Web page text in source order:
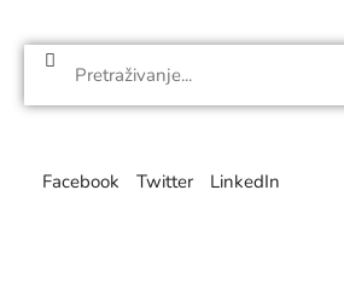
Facebook Twitter LinkedIn